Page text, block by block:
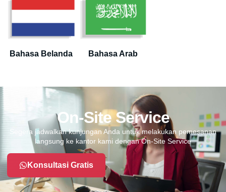
Bahasa Belanda Bahasa Arab
On-Site Service
Segera jadwalkan kunjungan Anda untuk melakukan pemesanan
langsung ke kantor kami dengan On-Site Service
Konsultasi Gratis